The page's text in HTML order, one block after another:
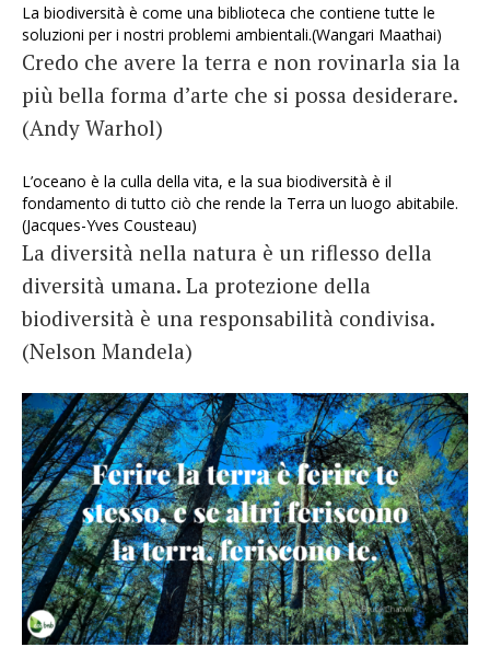
La biodiversità è come una biblioteca che contiene tutte le
soluzioni per i nostri problemi ambientali.(Wangari Maathai)
Credo che avere la terra e non rovinarla sia la
più bella forma d’arte che si possa desiderare.
(Andy Warhol)
L’oceano è la culla della vita, e la sua biodiversità è il
fondamento di tutto ciò che rende la Terra un luogo abitabile.
(Jacques-Yves Cousteau)
La diversità nella natura è un riflesso della
diversità umana. La protezione della
biodiversità è una responsabilità condivisa.
(Nelson Mandela)